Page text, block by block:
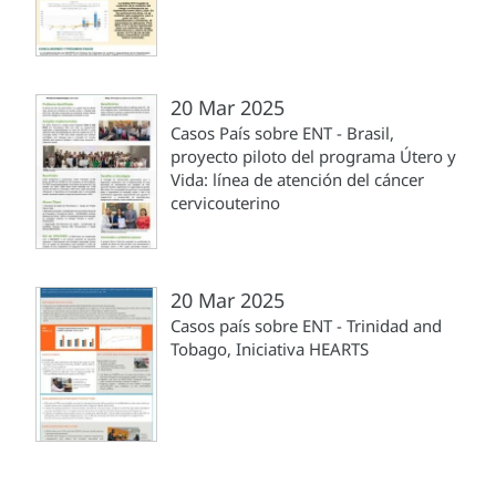
20 Mar 2025
Casos País sobre ENT - Brasil,
proyecto piloto del programa Útero y
Vida: línea de atención del cáncer
cervicouterino
20 Mar 2025
Casos país sobre ENT - Trinidad and
Tobago, Iniciativa HEARTS